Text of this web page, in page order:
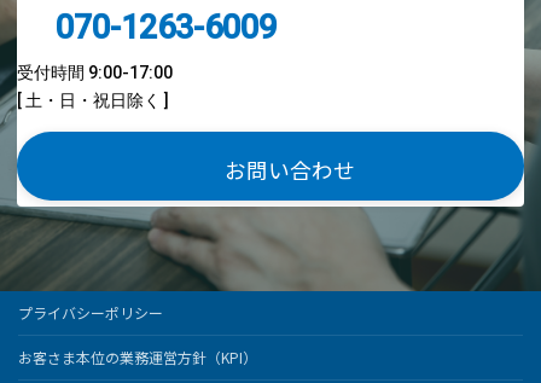
070-1263-6009
受付時間 9:00-17:00
[ 土・日・祝日除く ]
お問い合わせ
プライバシーポリシー
お客さま本位の業務運営方針（KPI）